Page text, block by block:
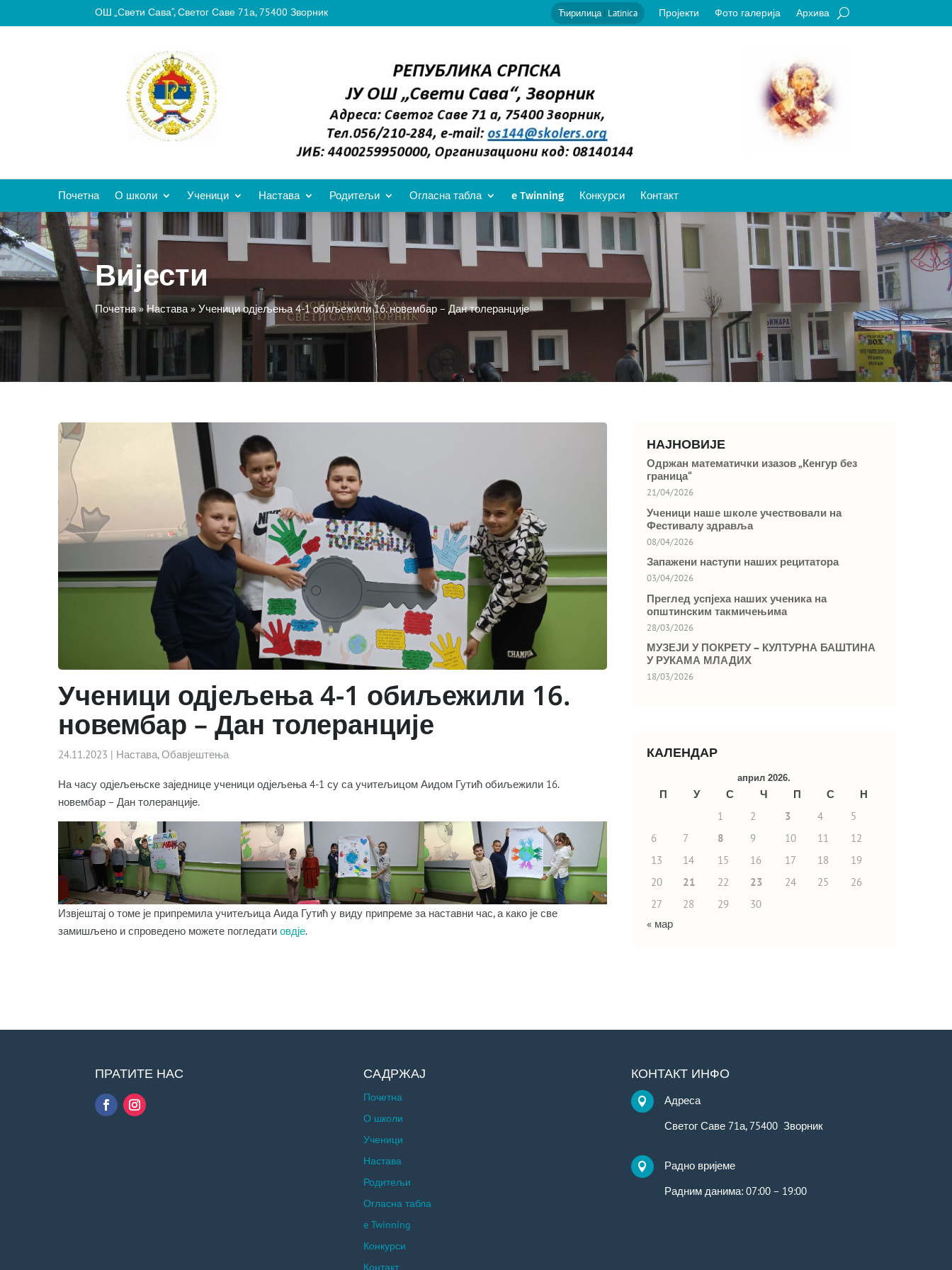
ОШ „Свети Сава“, Светог Саве 71а, 75400 Зворник Пројекти Фото галерија Архива
Ћирилица| Latinica
Почетна О школи Ученици Настава Родитељи Огласна табла e Twinning Конкурси Контакт
Вијести
Почетна»Настава»Ученици одјељења 4-1 обиљежили 16. новембар – Дан толеранције
Ученици одјељења 4-1 обиљежили 16.
новембар – Дан толеранције
24.11.2023 | Настава,Обавјештења
На часу одјељењске заједнице ученици одјељења 4-1 су са учитељицом Аидом Гутић обиљежили 16.
новембар – Дан толеранције.
Извјештај о томе је припремила учитељица Аида Гутић у виду припреме за наставни час, а како је све
замишљено и спроведено можете погледати овдје.
НАЈНОВИЈЕ
Одржан математички изазов „Кенгур без
граница“
21/04/2026
Ученици наше школе учествовали на
Фестивалу здравља
08/04/2026
Запажени наступи наших рецитатора
03/04/2026
Преглед успјеха наших ученика на
општинским такмичењима
28/03/2026
МУЗЕЈИ У ПОКРЕТУ – КУЛТУРНА БАШТИНА
У РУКАМА МЛАДИХ
18/03/2026
КАЛЕНДАР
април 2026.
П У С Ч П С
Н
1
2 3 4
5
6
7 8 9 10 11
12
13
14 15 16 17 18
19
20
21 22 23 24 25
26
27
28 29
30
« мар
ПРАТИТЕ НАС САДРЖАЈ
Почетна
О школи
Ученици
Настава
Родитељи
Огласна табла
e Twinning
Конкурси
Контакт
КОНТАКТ ИНФО
 Адреса
Светог Саве 71а, 75400 Зворник
 Радно вријеме
Радним данима: 07:00 – 19:00